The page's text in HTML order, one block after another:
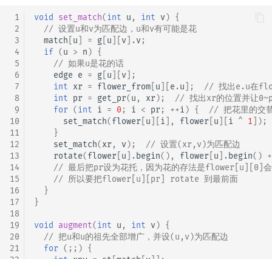
1
2
3
4
5
6
7
8
9
10
11
12
13
14
15
16
17
18
19
20
21
void set_match(int u , int v) {
// 设置u和v为匹配边，u和v有可能是花
match u = g u v ].v;
if (u > n) {
// 如果u是花的话
edge e = g u v ];
int xr = flower_from u e .u ];
// 找出e.u在
int pr = get_pr(u , xr);
// 找出xr的位置并让
for (int i = 0; i < pr; ++i) {
// 把花里的交
set_match(flower u i ], flower u i ^ 1 ]);
}
set_match(xr, v);
// 设置(xr,v)为匹配边
rotate(flower u ]. begin(), flower u ]. begin() +
// 最后把pr设为花托，因为花的存法是flower[u][0]会
// 所以要把flower[u][pr] rotate 到最前面
}
}
void augment(int u , int v) {
// 把u和u的祖先全部增广，并设(u,v)为匹配边
for (;;) {